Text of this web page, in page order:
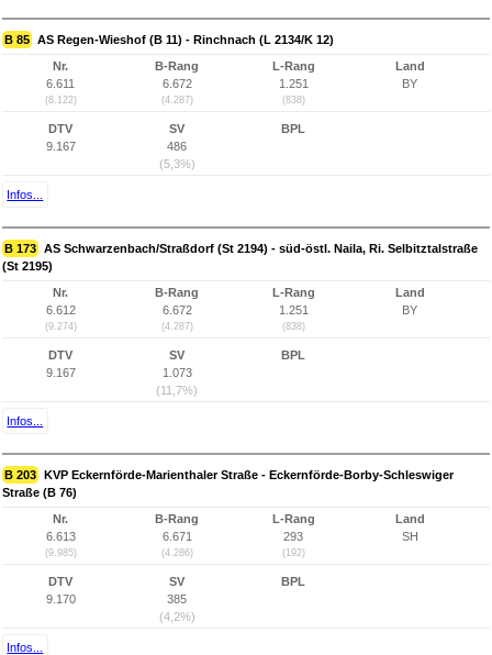
B 85 AS Regen-Wieshof (B 11) - Rinchnach (L 2134/K 12)
Nr.
6.611
(8.122)
B-Rang
6.672
(4.287)
L-Rang
1.251
(838)
Land
BY
DTV
9.167
SV
486
(5,3%)
BPL
Infos...
B 173 AS Schwarzenbach/Straßdorf (St 2194) - süd-östl. Naila, Ri. Selbitztalstraße
(St 2195)
Nr.
6.612
(9.274)
B-Rang
6.672
(4.287)
L-Rang
1.251
(838)
Land
BY
DTV
9.167
SV
1.073
(11,7%)
BPL
Infos...
B 203 KVP Eckernförde-Marienthaler Straße - Eckernförde-Borby-Schleswiger
Straße (B 76)
Nr.
6.613
(9.985)
B-Rang
6.671
(4.286)
L-Rang
293
(192)
Land
SH
DTV
9.170
SV
385
(4,2%)
BPL
Infos...